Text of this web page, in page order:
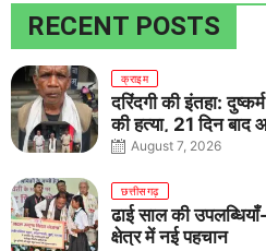
RECENT POSTS
क्राइम
दरिंदगी की इंतहा:
की हत्या, 21 दिन बाद
August 7, 2026
छत्तीसगढ़
ढाई साल की
क्षेत्र में नई पहचान